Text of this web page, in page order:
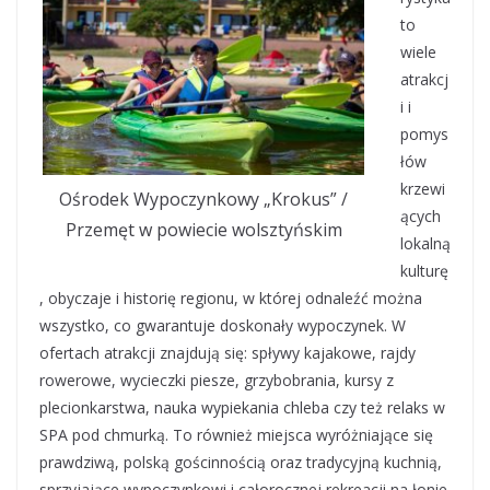
Ośrodek Wypoczynkowy „Krokus” /
Przemęt w powiecie wolsztyńskim
to
wiele
atrakcj
i i
pomys
łów
krzewi
ących
lokalną
kulturę
, obyczaje i historię regionu, w której odnaleźć można
wszystko, co gwarantuje doskonały wypoczynek. W
ofertach atrakcji znajdują się: spływy kajakowe, rajdy
rowerowe, wycieczki piesze, grzybobrania, kursy z
plecionkarstwa, nauka wypiekania chleba czy też relaks w
SPA pod chmurką. To również miejsca wyróżniające się
prawdziwą, polską gościnnością oraz tradycyjną kuchnią,